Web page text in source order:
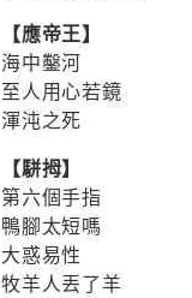
【應帝王】
海中鑿河
至人用心若鏡
渾沌之死
【駢拇】
第六個手指
鴨腳太短嗎
大惑易性
牧羊人丟了羊